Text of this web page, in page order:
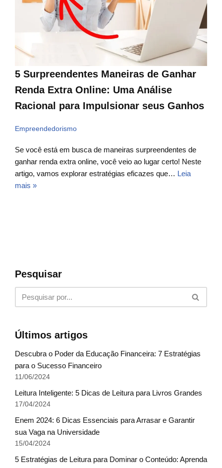
5 Surpreendentes Maneiras de Ganhar
Renda Extra Online: Uma Análise
Racional para Impulsionar seus Ganhos
Empreendedorismo
Se você está em busca de maneiras surpreendentes de
ganhar renda extra online, você veio ao lugar certo! Neste
artigo, vamos explorar estratégias eficazes que… Leia
mais »
Pesquisar
Últimos artigos
Descubra o Poder da Educação Financeira: 7 Estratégias
para o Sucesso Financeiro
11/06/2024
Leitura Inteligente: 5 Dicas de Leitura para Livros Grandes
17/04/2024
Enem 2024: 6 Dicas Essenciais para Arrasar e Garantir
sua Vaga na Universidade
15/04/2024
5 Estratégias de Leitura para Dominar o Conteúdo: Aprenda